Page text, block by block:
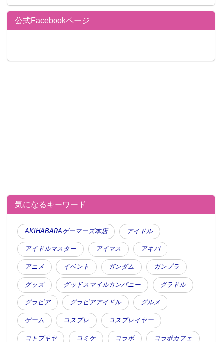
公式Facebookページ
気になるキーワード
AKIHABARAゲーマーズ本店 アイドル
アイドルマスター アイマス アキバ
アニメ イベント ガンダム ガンプラ
グッズ グッドスマイルカンパニー グラドル
グラビア グラビアアイドル グルメ
ゲーム コスプレ コスプレイヤー
コトブキヤ コミケ コラボ コラボカフェ